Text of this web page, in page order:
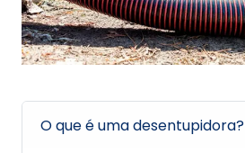
O que é uma desentupidora?